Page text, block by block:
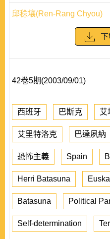
邱稔壤(Ren-Rang Chyou)
下
42卷5期(2003/09/01)
西班牙 巴斯克 艾
艾里特洛克 巴達夙納
恐怖主義 Spain
Herri Batasuna
Batasuna Political
Self-determination